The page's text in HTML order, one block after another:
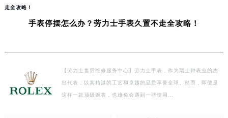
走全攻略！
手表停摆怎么办？劳力士手表久置不走全攻略！
【劳力士售后维修服务中心】劳力士手表，作为瑞士钟表业的杰
出代表，以其精湛的工艺和卓越的品质享誉全球。然而，即便是
这样一款顶级腕表，也难免会遇到一些使用…